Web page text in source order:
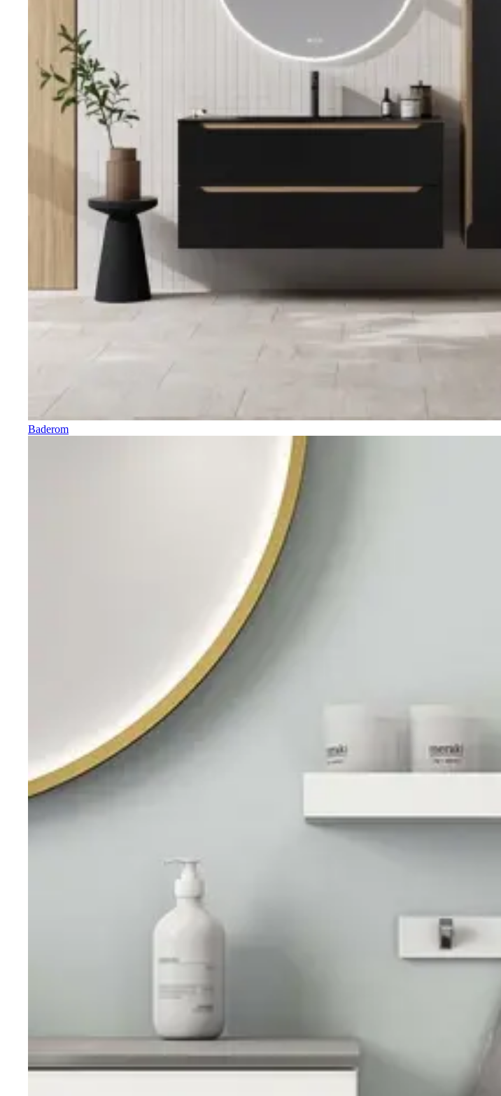
Baderom